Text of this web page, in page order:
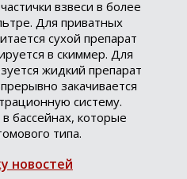
взвеси в более
Для приватных
сухой препарат
в скиммер. Для
жидкий препарат
закачивается
систему.
бассейнах, которые
типа.
новостей